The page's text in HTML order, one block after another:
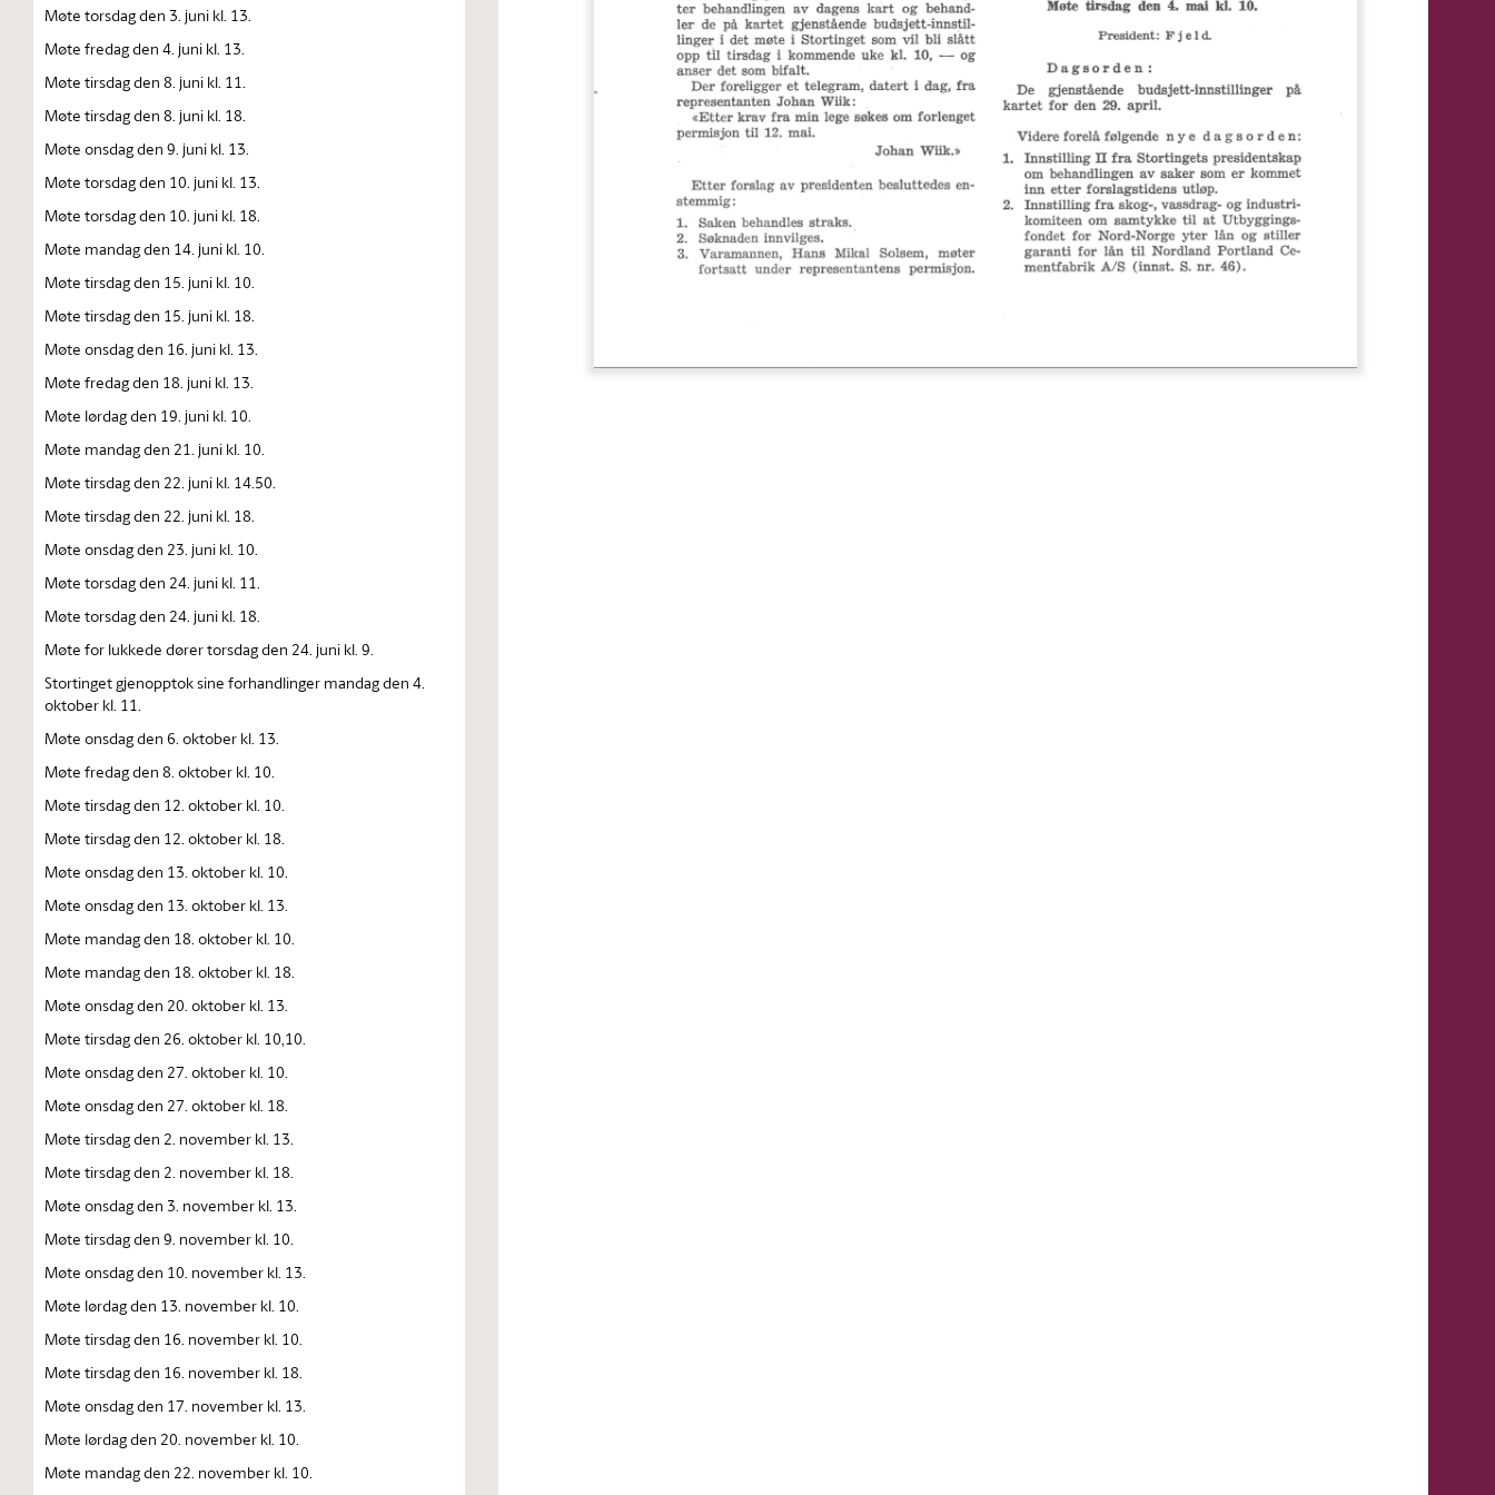
Møte torsdag den 3. juni kl. 13.
Møte fredag den 4. juni kl. 13.
Møte tirsdag den 8. juni kl. 11.
Møte tirsdag den 8. juni kl. 18.
Møte onsdag den 9. juni kl. 13.
Møte torsdag den 10. juni kl. 13.
Møte torsdag den 10. juni kl. 18.
Møte mandag den 14. juni kl. 10.
Møte tirsdag den 15. juni kl. 10.
Møte tirsdag den 15. juni kl. 18.
Møte onsdag den 16. juni kl. 13.
Møte fredag den 18. juni kl. 13.
Møte lørdag den 19. juni kl. 10.
Møte mandag den 21. juni kl. 10.
Møte tirsdag den 22. juni kl. 14.50.
Møte tirsdag den 22. juni kl. 18.
Møte onsdag den 23. juni kl. 10.
Møte torsdag den 24. juni kl. 11.
Møte torsdag den 24. juni kl. 18.
Møte for lukkede dører torsdag den 24. juni kl. 9.
Stortinget gjenopptok sine forhandlinger mandag den 4.
oktober kl. 11.
Møte onsdag den 6. oktober kl. 13.
Møte fredag den 8. oktober kl. 10.
Møte tirsdag den 12. oktober kl. 10.
Møte tirsdag den 12. oktober kl. 18.
Møte onsdag den 13. oktober kl. 10.
Møte onsdag den 13. oktober kl. 13.
Møte mandag den 18. oktober kl. 10.
Møte mandag den 18. oktober kl. 18.
Møte onsdag den 20. oktober kl. 13.
Møte tirsdag den 26. oktober kl. 10,10.
Møte onsdag den 27. oktober kl. 10.
Møte onsdag den 27. oktober kl. 18.
Møte tirsdag den 2. november kl. 13.
Møte tirsdag den 2. november kl. 18.
Møte onsdag den 3. november kl. 13.
Møte tirsdag den 9. november kl. 10.
Møte onsdag den 10. november kl. 13.
Møte lørdag den 13. november kl. 10.
Møte tirsdag den 16. november kl. 10.
Møte tirsdag den 16. november kl. 18.
Møte onsdag den 17. november kl. 13.
Møte lørdag den 20. november kl. 10.
Møte mandag den 22. november kl. 10.